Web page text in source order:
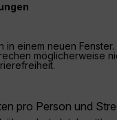
in einem neuen Fenster.
möglicherweise
pro Person und